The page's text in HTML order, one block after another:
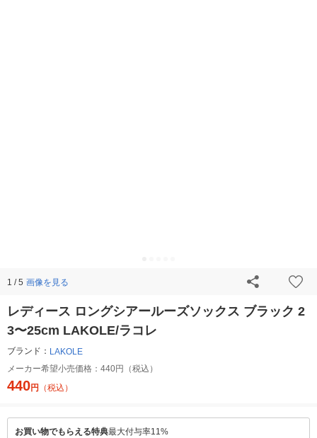
1 / 5 画像を見る
レディース ロングシアールーズソックス ブラック 2
3〜25cm LAKOLE/ラコレ
ブランド： LAKOLE
メーカー希望小売価格： 440円（税込）
440円 （税込）
お買い物でもらえる特典最大付与率11%